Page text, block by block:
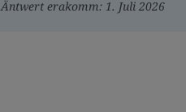
Äntwert erakomm: 1. Juli 2026